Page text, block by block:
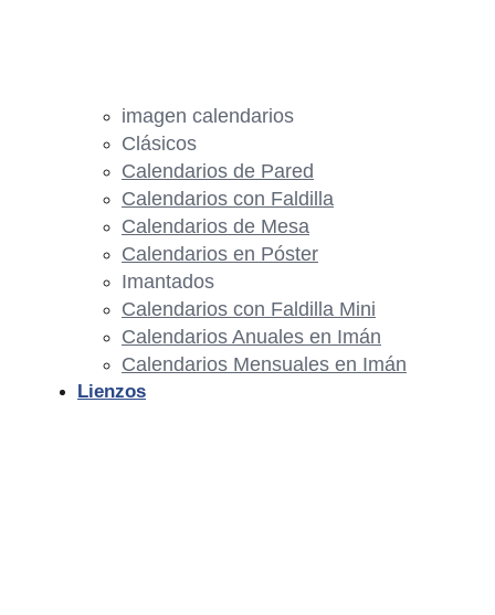
imagen calendarios
Clásicos
Calendarios de Pared
Calendarios con Faldilla
Calendarios de Mesa
Calendarios en Póster
Imantados
Calendarios con Faldilla Mini
Calendarios Anuales en Imán
Calendarios Mensuales en Imán
Lienzos